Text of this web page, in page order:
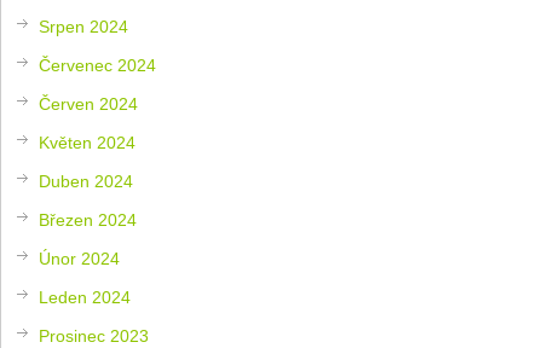
Srpen 2024
Červenec 2024
Červen 2024
Květen 2024
Duben 2024
Březen 2024
Únor 2024
Leden 2024
Prosinec 2023